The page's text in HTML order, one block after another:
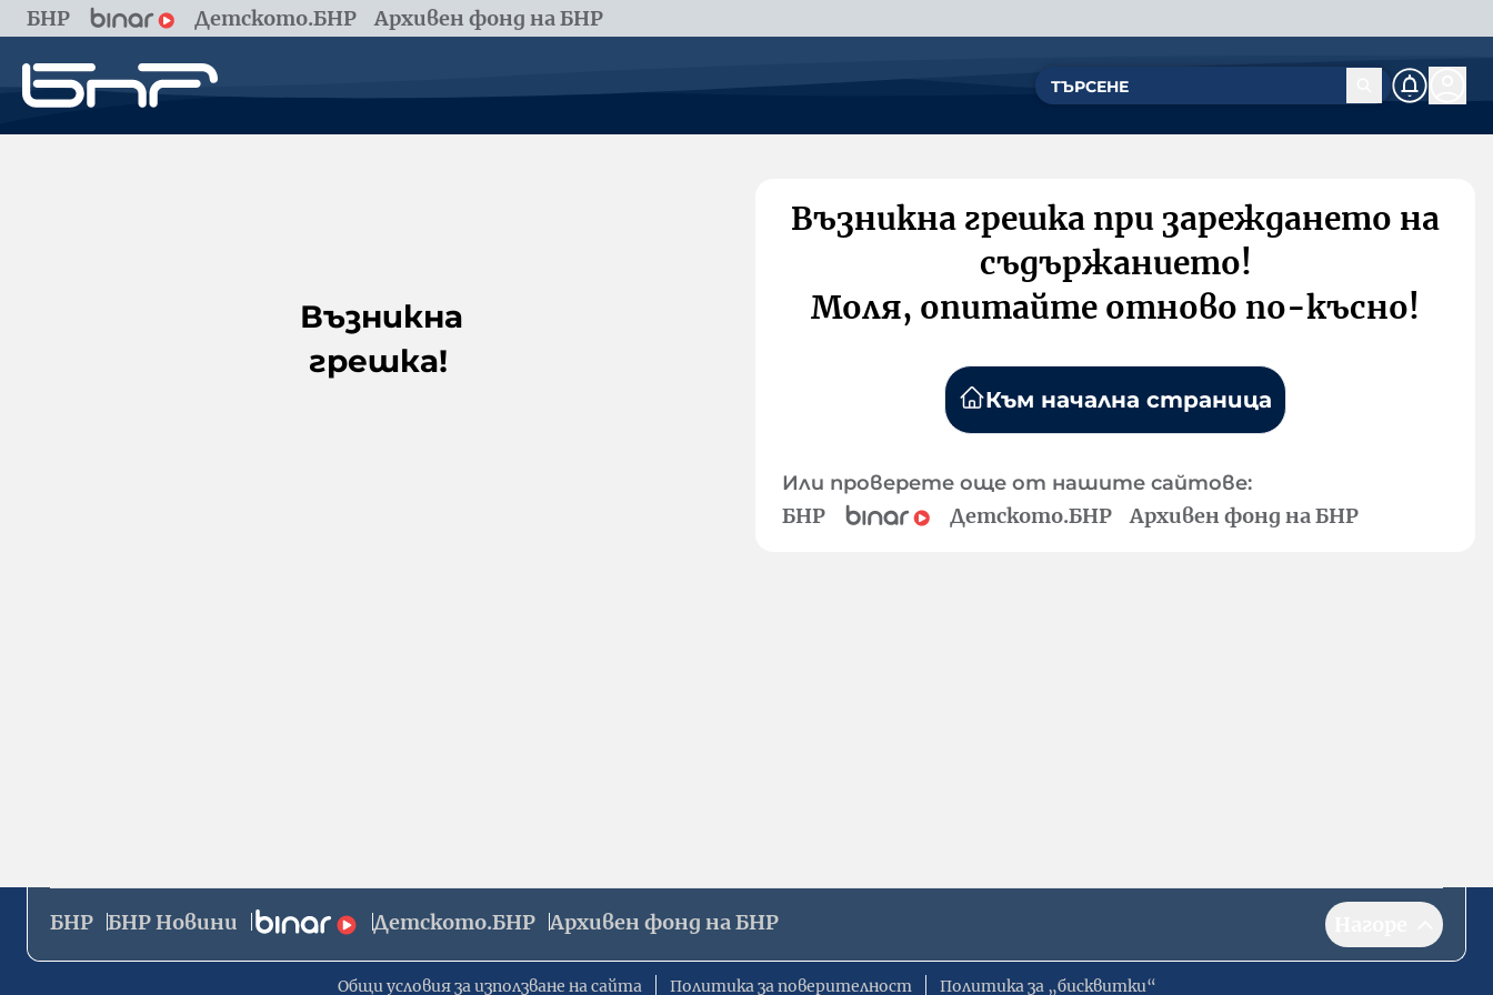
БНР Детското.БНР Архивен фонд на БНР
Възникна
грешка!
Възникна грешка при зареждането на
съдържанието!
Моля, опитайте отново по-късно!
Към начална страница
Или проверете още от нашите сайтове:
БНР Детското.БНР Архивен фонд на БНР
БНР БНР Новини Детското.БНР Архивен фонд на БНР
Общи условия за използване на сайта Политика за поверителност Политика за „бисквитки“